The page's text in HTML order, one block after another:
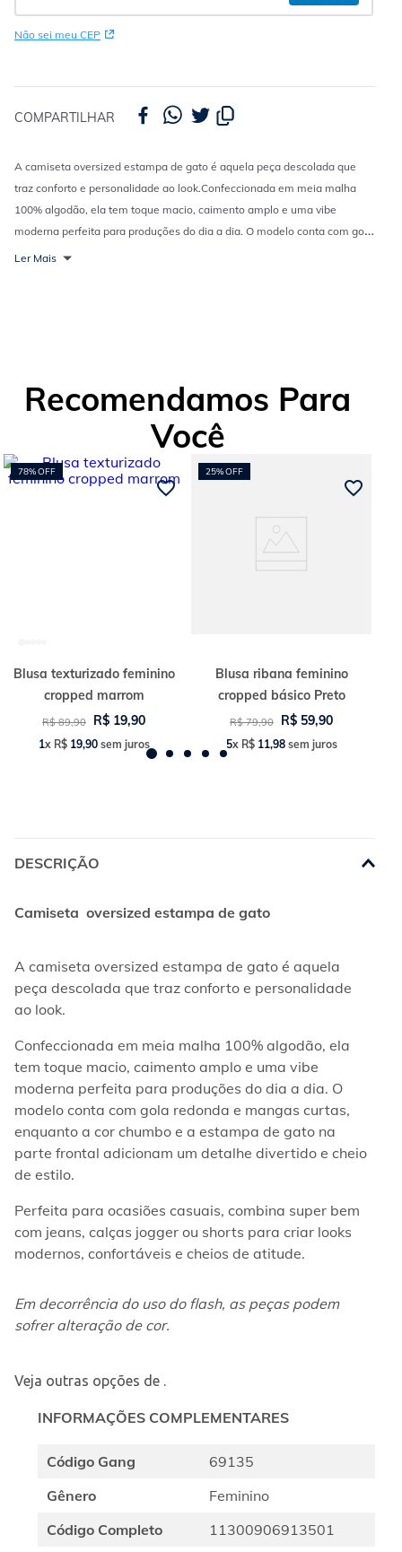
Não sei meu CEP
COMPARTILHAR
A camiseta oversized estampa de gato é aquela peça descolada que
traz conforto e personalidade ao look.Confeccionada em meia malha
100% algodão, ela tem toque macio, caimento amplo e uma vibe
moderna perfeita para produções do dia a dia. O modelo conta com gola
redonda e mangas curtas, enquanto a cor chumbo e a estampa de gato
Ler Mais
Recomendamos Para
Você
78%OFF
Blusa texturizado feminino
cropped marrom
R$ 89,90 R$ 19,90
1x R$ 19,90sem juros
25%OFF
Blusa ribana feminino
cropped básico Preto
R$ 79,90 R$ 59,90
5x R$ 11,98sem juros
DESCRIÇÃO
Camiseta  oversized estampa de gato
A camiseta oversized estampa de gato é aquela
peça descolada que traz conforto e personalidade
ao look.
Confeccionada em meia malha 100% algodão, ela
tem toque macio, caimento amplo e uma vibe
moderna perfeita para produções do dia a dia. O
modelo conta com gola redonda e mangas curtas,
enquanto a cor chumbo e a estampa de gato na
parte frontal adicionam um detalhe divertido e cheio
de estilo.
Perfeita para ocasiões casuais, combina super bem
com jeans, calças jogger ou shorts para criar looks
modernos, confortáveis e cheios de atitude.
Em decorrência do uso do flash, as peças podem
sofrer alteração de cor.
Veja outras opções de .
INFORMAÇÕES COMPLEMENTARES
Código Gang
69135
Gênero
Feminino
Código Completo
11300906913501